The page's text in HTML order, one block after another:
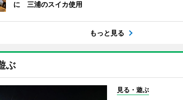
に 三浦のスイカ使用
もっと見る
ぶ
見る・遊ぶ